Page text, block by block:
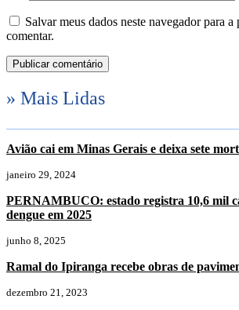
Salvar meus dados neste navegador para
comentar.
» Mais Lidas
Avião cai em Minas Gerais e deixa sete
janeiro 29, 2024
PERNAMBUCO: estado registra 10,6 mil
dengue em 2025
junho 8, 2025
Ramal do Ipiranga recebe obras de
dezembro 21, 2023